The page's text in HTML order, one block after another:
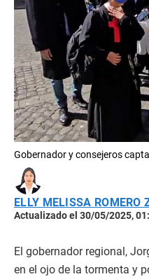
Gobernador y consejeros
ELLY MELISSA ROMERO
Actualizado el 30/05/2025,
El gobernador regional,
en el ojo de la tormenta y